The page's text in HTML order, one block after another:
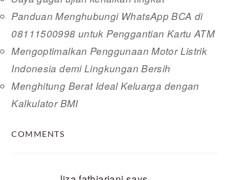
Panduan Menghubungi WhatsApp BCA di
08111500998 untuk Penggantian Kartu ATM
Mengoptimalkan Penggunaan Motor Listrik
Indonesia demi Lingkungan Bersih
Menghitung Berat Ideal Keluarga dengan
Kalkulator BMI
COMMENTS